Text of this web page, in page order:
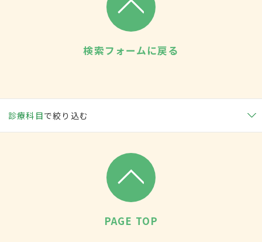
検索フォームに戻る
診療科目で絞り込む
PAGE TOP